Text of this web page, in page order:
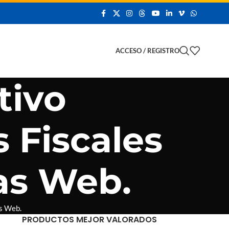
ACCESO / REGISTRO
Fiscales
Web.
Web.
PRODUCTOS MEJOR VALORADOS